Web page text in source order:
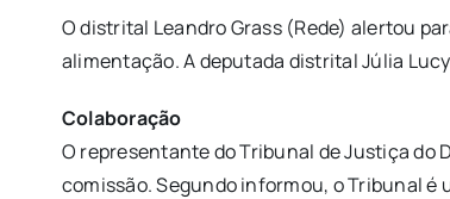
O distrital Leandro Grass (Rede) alertou
alimentação. A deputada distrital Júlia
Colaboração
O representante do Tribunal de Justiça do
comissão. Segundo informou, o Tribunal é